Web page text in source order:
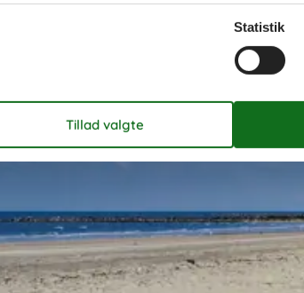
Statistik